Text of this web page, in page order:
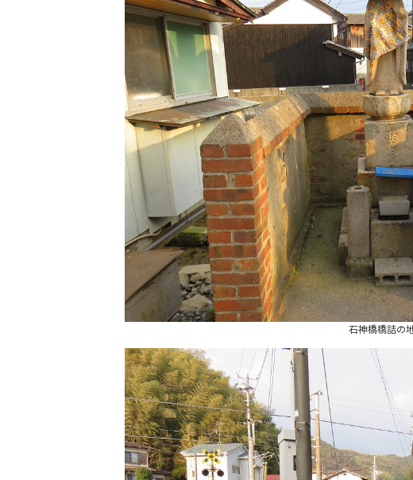
石神橋橋詰の